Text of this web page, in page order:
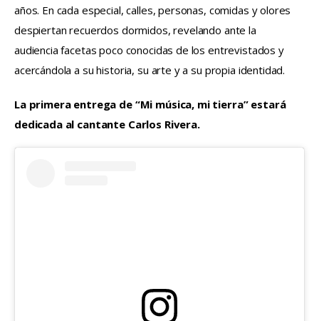
años. En cada especial, calles, personas, comidas y olores
despiertan recuerdos dormidos, revelando ante la
audiencia facetas poco conocidas de los entrevistados y
acercándola a su historia, su arte y a su propia identidad.
La primera entrega de “Mi música, mi tierra” estará
dedicada al cantante Carlos Rivera.